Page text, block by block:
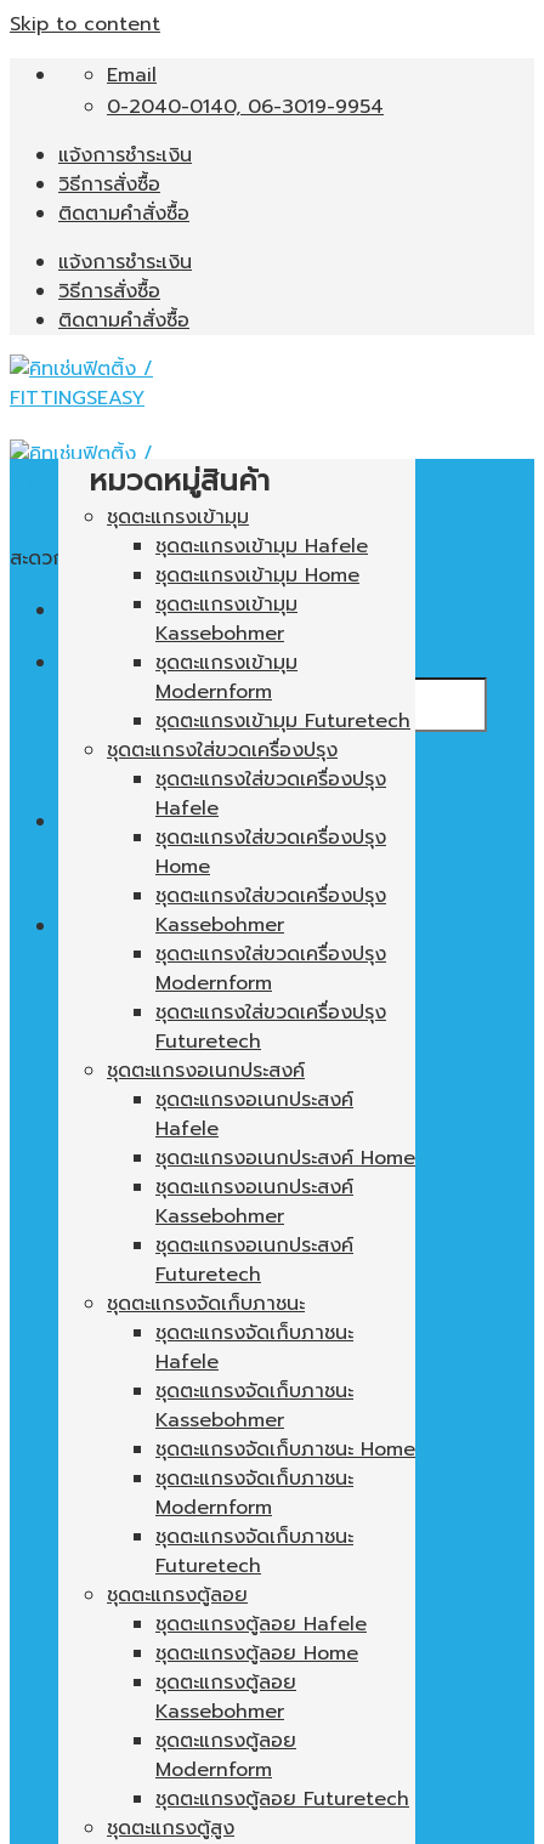
Skip to content
Email
0-2040-0140, 06-3019-9954
แจ้งการชำระเงิน
วิธีการสั่งซื้อ
ติดตามคำสั่งซื้อ
แจ้งการชำระเงิน
วิธีการสั่งซื้อ
ติดตามคำสั่งซื้อ
สะดวก ใช้งานง่าย พื้นที่ในตู้ไม่เปล่าประโยชน์
ไม่มีสินค้าในตะกร้า
ตะกร้าสินค้า
ไม่มีสินค้าในตะกร้า
หมวดหมู่สินค้า
ชุดตะแกรงเข้ามุม
ชุดตะแกรงเข้ามุม Hafele
ชุดตะแกรงเข้ามุม Home
ชุดตะแกรงเข้ามุม
Kassebohmer
ชุดตะแกรงเข้ามุม
Modernform
ชุดตะแกรงเข้ามุม Futuretech
ชุดตะแกรงใส่ขวดเครื่องปรุง
ชุดตะแกรงใส่ขวดเครื่องปรุง
Hafele
ชุดตะแกรงใส่ขวดเครื่องปรุง
Home
ชุดตะแกรงใส่ขวดเครื่องปรุง
Kassebohmer
ชุดตะแกรงใส่ขวดเครื่องปรุง
Modernform
ชุดตะแกรงใส่ขวดเครื่องปรุง
Futuretech
ชุดตะแกรงอเนกประสงค์
ชุดตะแกรงอเนกประสงค์
Hafele
ชุดตะแกรงอเนกประสงค์ Home
ชุดตะแกรงอเนกประสงค์
Kassebohmer
ชุดตะแกรงอเนกประสงค์
Futuretech
ชุดตะแกรงจัดเก็บภาชนะ
ชุดตะแกรงจัดเก็บภาชนะ
Hafele
ชุดตะแกรงจัดเก็บภาชนะ
Kassebohmer
ชุดตะแกรงจัดเก็บภาชนะ Home
ชุดตะแกรงจัดเก็บภาชนะ
Modernform
ชุดตะแกรงจัดเก็บภาชนะ
Futuretech
ชุดตะแกรงตู้ลอย
ชุดตะแกรงตู้ลอย Hafele
ชุดตะแกรงตู้ลอย Home
ชุดตะแกรงตู้ลอย
Kassebohmer
ชุดตะแกรงตู้ลอย
Modernform
ชุดตะแกรงตู้ลอย Futuretech
ชุดตะแกรงตู้สูง